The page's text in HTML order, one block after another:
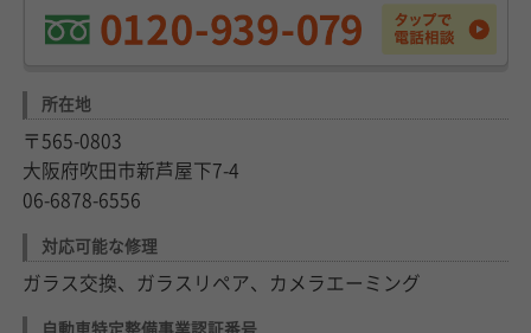
所在地
〒565-0803
大阪府吹田市新芦屋下7-4
06-6878-6556
対応可能な修理
ガラス交換、ガラスリペア、カメラエーミング
自動車特定整備事業認証番号